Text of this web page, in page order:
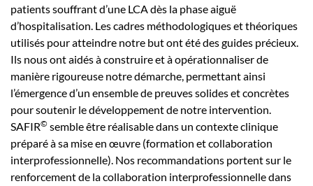
patients souffrant d’une LCA dès la phase aiguë
d’hospitalisation. Les cadres méthodologiques et théoriques
utilisés pour atteindre notre but ont été des guides précieux.
Ils nous ont aidés à construire et à opérationnaliser de
manière rigoureuse notre démarche, permettant ainsi
l’émergence d’un ensemble de preuves solides et concrètes
pour soutenir le développement de notre intervention.
SAFIR© semble être réalisable dans un contexte clinique
préparé à sa mise en œuvre (formation et collaboration
interprofessionnelle). Nos recommandations portent sur le
renforcement de la collaboration interprofessionnelle dans